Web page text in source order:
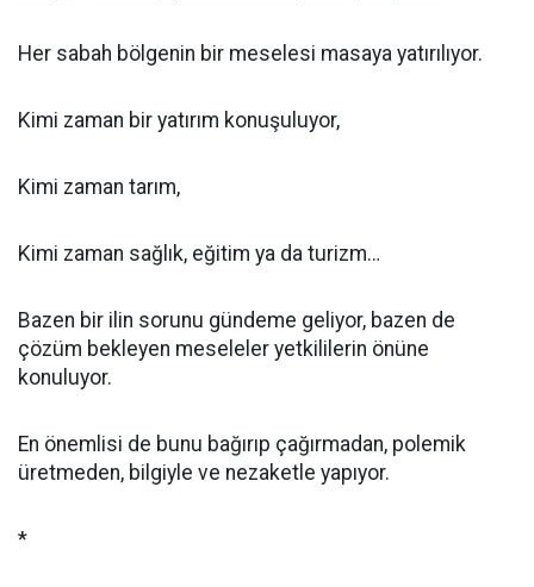
Her sabah bölgenin bir meselesi masaya yatırılıyor.
Kimi zaman bir yatırım konuşuluyor,
Kimi zaman tarım,
Kimi zaman sağlık, eğitim ya da turizm…
Bazen bir ilin sorunu gündeme geliyor, bazen de
çözüm bekleyen meseleler yetkililerin önüne
konuluyor.
En önemlisi de bunu bağırıp çağırmadan, polemik
üretmeden, bilgiyle ve nezaketle yapıyor.
*